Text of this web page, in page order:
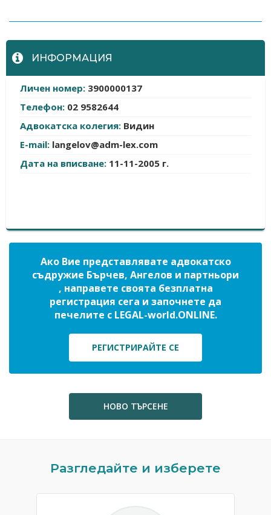
ИНФОРМАЦИЯ
Личен номер: 3900000137
Телефон: 02 9582644
Адвокатска колегия: Видин
E-mail: langelov@adm-lex.com
Дата на вписване: 11-11-2005 г.
Ако Вие представлявате адвокатско
съдружие Бърчев, Ангелов и партньори
, направете своята безплатна
регистрация сега и започнете да
печелите с LEGAL-world.ONLINE.
РЕГИСТРИРАЙТЕ СЕ
НОВО ТЪРСЕНЕ
Разгледайте и изберете